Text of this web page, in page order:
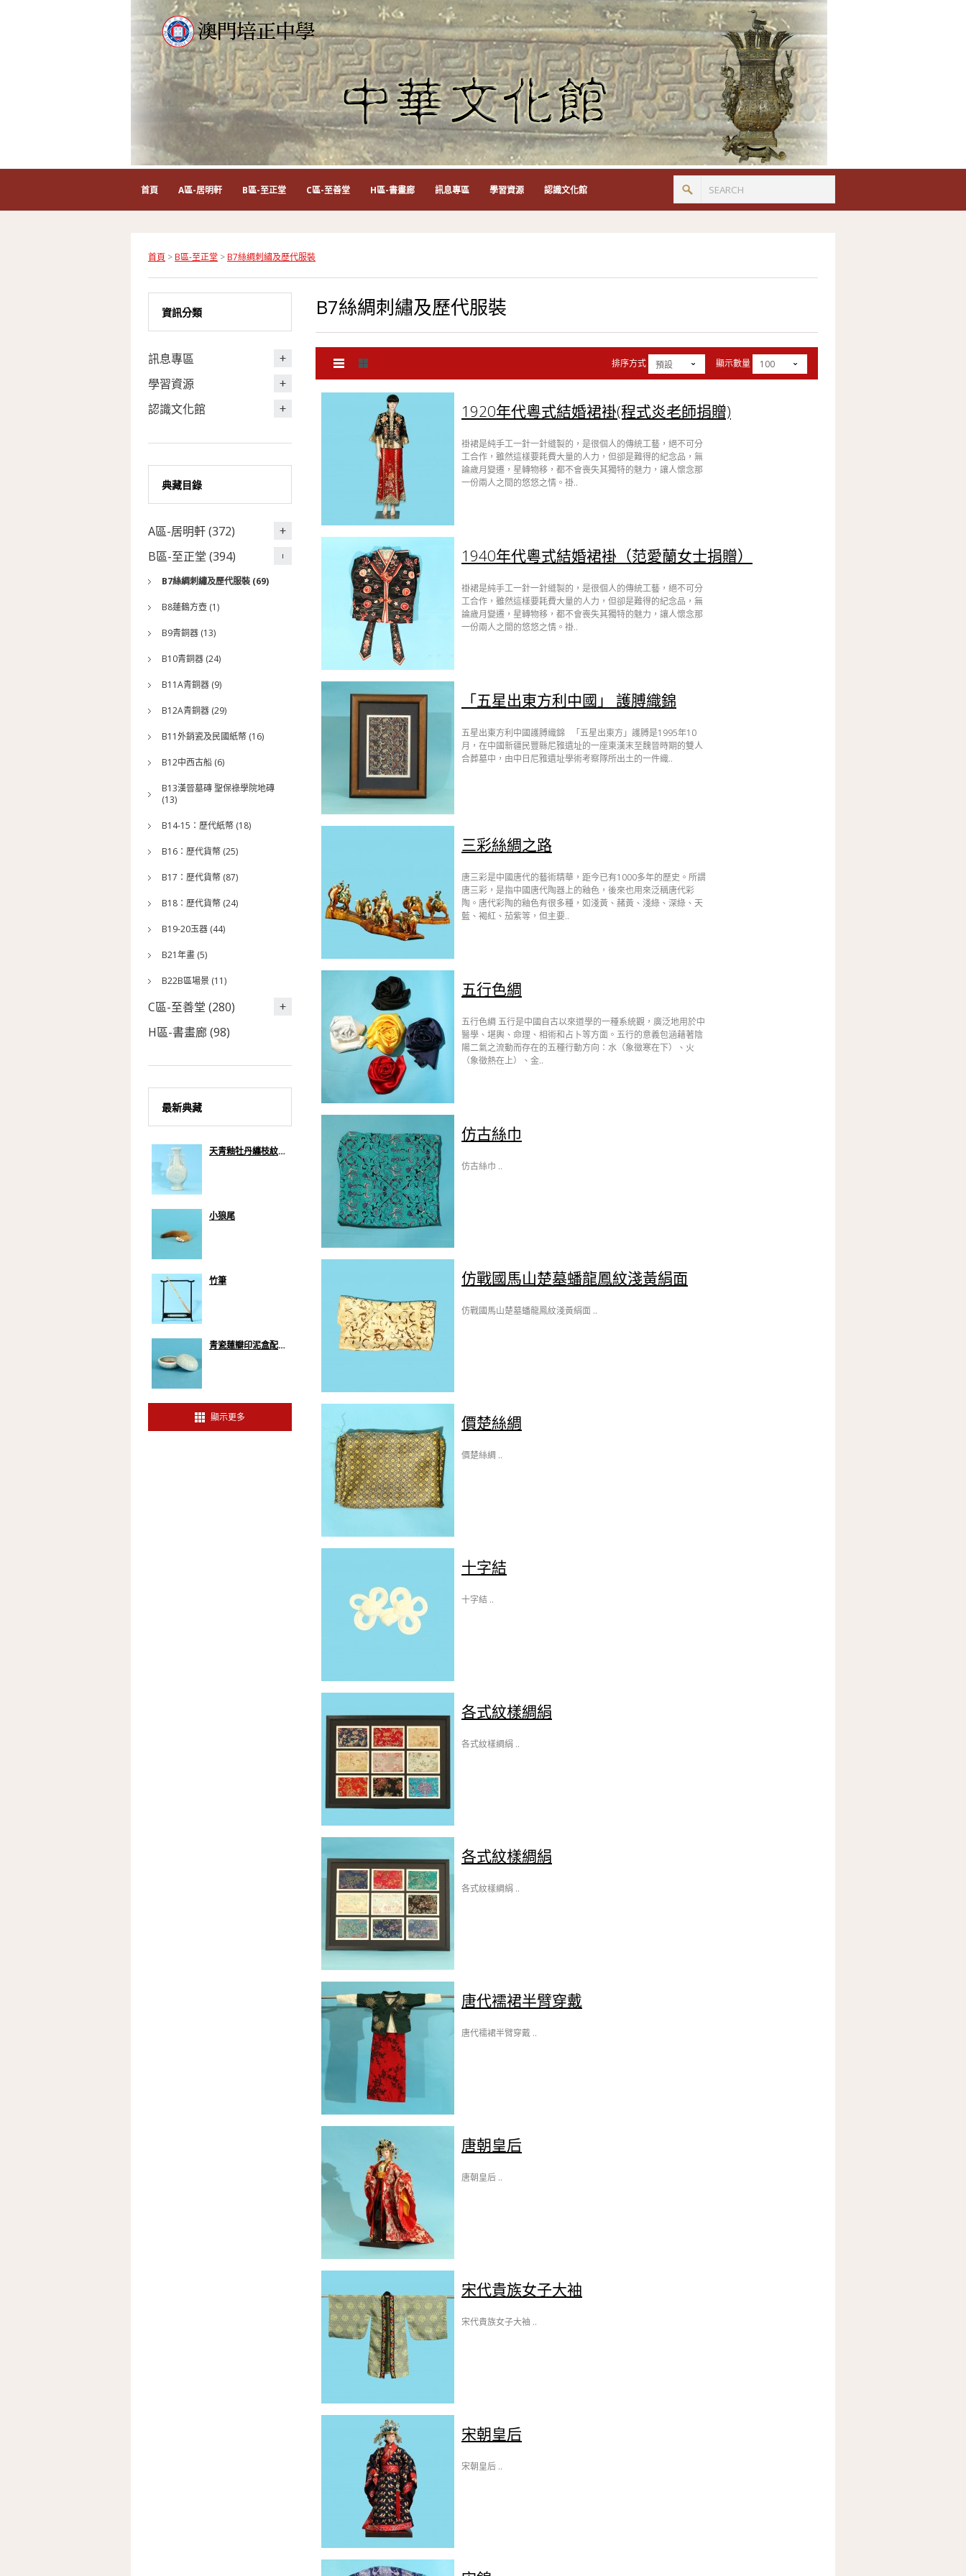
首頁 A區-居明軒 B區-至正堂 C區-至善堂 H區-書畫廊 訊息專區 學習資源 認識文化館
首頁 > B區-至正堂 > B7絲綢刺繡及歷代服裝
資訊分類
訊息專區
學習資源
認識文化館
典藏目錄
A區-居明軒 (372)
B區-至正堂 (394)
B7絲綢刺繡及歷代服裝 (69)
B8蓮鶴方壺 (1)
B9青銅器 (13)
B10青銅器 (24)
B11A青銅器 (9)
B12A青銅器 (29)
B11外銷瓷及民國紙幣 (16)
B12中西古船 (6)
B13漢晉墓磚 聖保祿學院地磚
(13)
B14-15：歷代紙幣 (18)
B16：歷代貨幣 (25)
B17：歷代貨幣 (87)
B18：歷代貨幣 (24)
B19-20玉器 (44)
B21年畫 (5)
B22B區場景 (11)
C區-至善堂 (280)
H區-書畫廊 (98)
最新典藏
天青釉牡丹纏枝紋貫耳扁瓶
小狼尾
竹筆
青瓷蓮瓣印泥盒配朱砂印泥
顯示更多
B7絲綢刺繡及歷代服裝
顯示數量 100
排序方式 預設
1920年代粵式結婚裙褂(程式炎老師捐贈)
褂裙是純手工一針一針縫製的，是很個人的傳統工藝，絕不可分
工合作，雖然這樣要耗費大量的人力，但卻是難得的紀念品，無
論歲月變遷，星轉物移，都不會喪失其獨特的魅力，讓人懷念那
一份兩人之間的悠悠之情。褂..
1940年代粵式結婚裙褂（范愛蘭女士捐贈）
褂裙是純手工一針一針縫製的，是很個人的傳統工藝，絕不可分
工合作，雖然這樣要耗費大量的人力，但卻是難得的紀念品，無
論歲月變遷，星轉物移，都不會喪失其獨特的魅力，讓人懷念那
一份兩人之間的悠悠之情。褂..
「五星出東方利中國」 護膊織錦
五星出東方利中國護膊織錦 「五星出東方」護膊是1995年10
月，在中國新疆民豐縣尼雅遺址的一座東漢末至魏晉時期的雙人
合葬墓中，由中日尼雅遺址學術考察隊所出土的一件織..
三彩絲綢之路
唐三彩是中國唐代的藝術精華，距今已有1000多年的歷史。所謂
唐三彩，是指中國唐代陶器上的釉色，後來也用來泛稱唐代彩
陶。唐代彩陶的釉色有很多種，如淺黃、赭黃、淺綠、深綠、天
藍、褐紅、茄紫等，但主要..
五行色綢
五行色綢 五行是中國自古以來道學的一種系統觀，廣泛地用於中
醫學、堪輿、命理、相術和占卜等方面。五行的意義包涵藉著陰
陽二氣之流動而存在的五種行動方向：水（象徵寒在下）、火
（象徵熱在上）、金..
仿古絲巾
仿古絲巾 ..
仿戰國馬山楚墓蟠龍鳳紋淺黃絹面
仿戰國馬山楚墓蟠龍鳳紋淺黃絹面 ..
價楚絲綢
價楚絲綢 ..
十字結
十字結 ..
各式紋樣綢絹
各式紋樣綢絹 ..
各式紋樣綢絹
各式紋樣綢絹 ..
唐代襦裙半臂穿戴
唐代襦裙半臂穿戴 ..
唐朝皇后
唐朝皇后 ..
宋代貴族女子大袖
宋代貴族女子大袖 ..
宋朝皇后
宋朝皇后 ..